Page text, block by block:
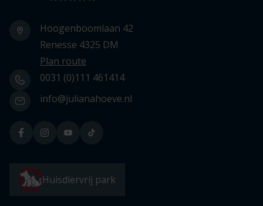
Hoogenboomlaan 42
Renesse 4325 DM
Plan route
0031 (0)111 461414
info@julianahoeve.nl
Huisdiervrij park